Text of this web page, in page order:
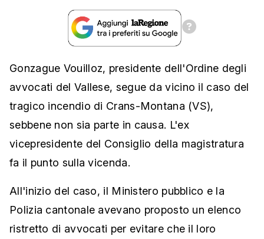
Gonzague Vouilloz, presidente dell'Ordine degli
avvocati del Vallese, segue da vicino il caso del
tragico incendio di Crans-Montana (VS),
sebbene non sia parte in causa. L'ex
vicepresidente del Consiglio della magistratura
fa il punto sulla vicenda.
All'inizio del caso, il Ministero pubblico e la
Polizia cantonale avevano proposto un elenco
ristretto di avvocati per evitare che il loro